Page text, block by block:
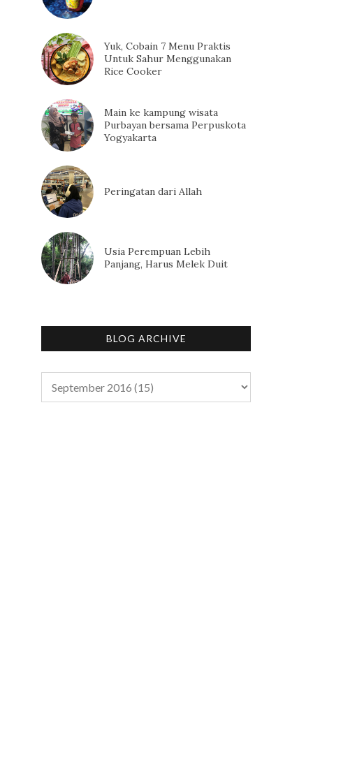
Yuk, Cobain 7 Menu Praktis
Untuk Sahur Menggunakan
Rice Cooker
Main ke kampung wisata
Purbayan bersama Perpuskota
Yogyakarta
Peringatan dari Allah
Usia Perempuan Lebih
Panjang, Harus Melek Duit
BLOG ARCHIVE